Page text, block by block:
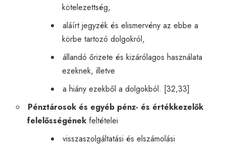
kötelezettség,
aláírt jegyzék és elismervény az ebbe a
körbe tartozó dolgokról,
állandó őrizete és kizárólagos használata
ezeknek, illetve
a hiány ezekből a dolgokból. [32,33]
Pénztárosok és egyéb pénz- és értékkezelők
felelősségének feltételei
visszaszolgáltatási és elszámolási